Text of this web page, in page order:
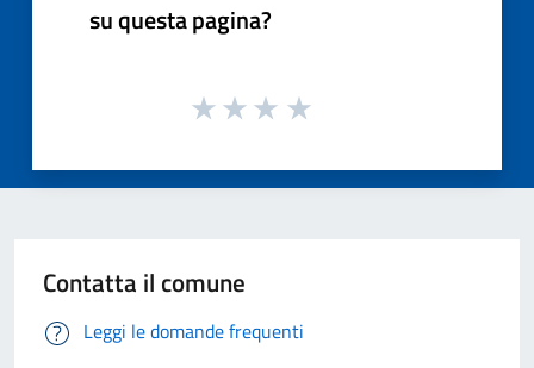
su questa pagina?
Contatta il comune
Leggi le domande frequenti